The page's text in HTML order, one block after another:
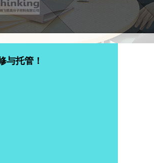
与托管！